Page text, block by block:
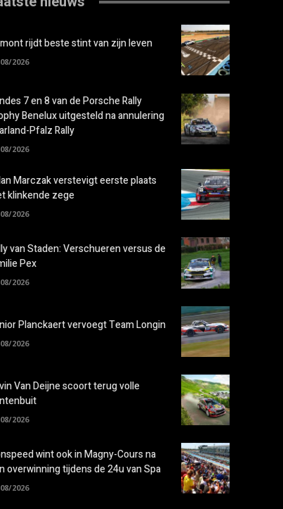
rijdt beste stint van zijn leven
2026
7 en 8 van de Porsche Rally
Benelux uitgesteld na annulering
Pfalz Rally
2026
Marczak verstevigt eerste plaats
klinkende zege
2026
van Staden: Verschueren versus de
Pex
2026
Planckaert vervoegt Team Longin
2026
Van Deijne scoort terug volle
2026
wint ook in Magny-Cours na
overwinning tijdens de 24u van Spa
2026